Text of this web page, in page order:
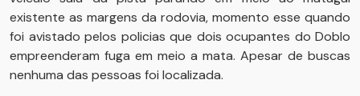
existente as margens da rodovia, momento esse quando
foi avistado pelos policias que dois ocupantes do Doblo
empreenderam fuga em meio a mata. Apesar de buscas
nenhuma das pessoas foi localizada.